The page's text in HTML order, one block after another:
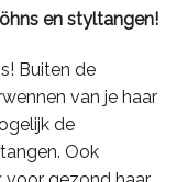
öhns en styltangen!
Buiten de
van je haar
de
Ook